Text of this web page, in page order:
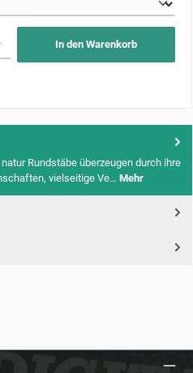
In den Warenkorb
Rundstäbe überzeugen durch ihre
vielseitige Ve… Mehr